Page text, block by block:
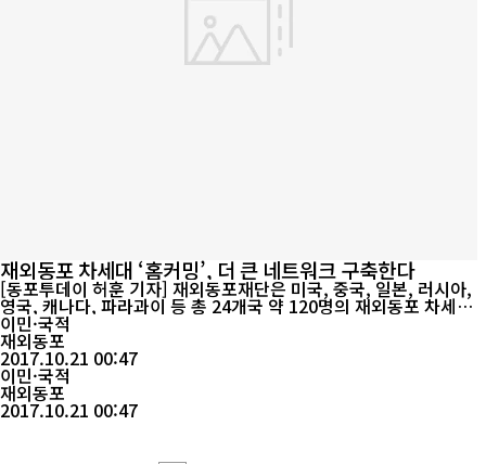
재외동포 차세대 ‘홈커밍’, 더 큰 네트워크 구축한다
[동포투데이 허훈 기자] 재외동포재단은 미국, 중국, 일본, 러시아,
영국, 캐나다, 파라과이 등 총 24개국 약 120명의 재외동포 차세대
리더들이 참가하는 ‘2017 세계한인차세대대회’를 개최한다. 올해 2
0주년을 맞이하는 이번 세계한인차세대대회는 ‘스무 살의 열정으로
세상을 잇다’를 슬로건으로 다음 달 6일부터 10일까지 5일간 서울
더플라자 호텔과 강원도를 오가며 진행된다. 역대 참가자들과 신규
참가자들이 ...
이민·국적
재외동포
2017.10.21 00:47
이민·국적
재외동포
2017.10.21 00:47